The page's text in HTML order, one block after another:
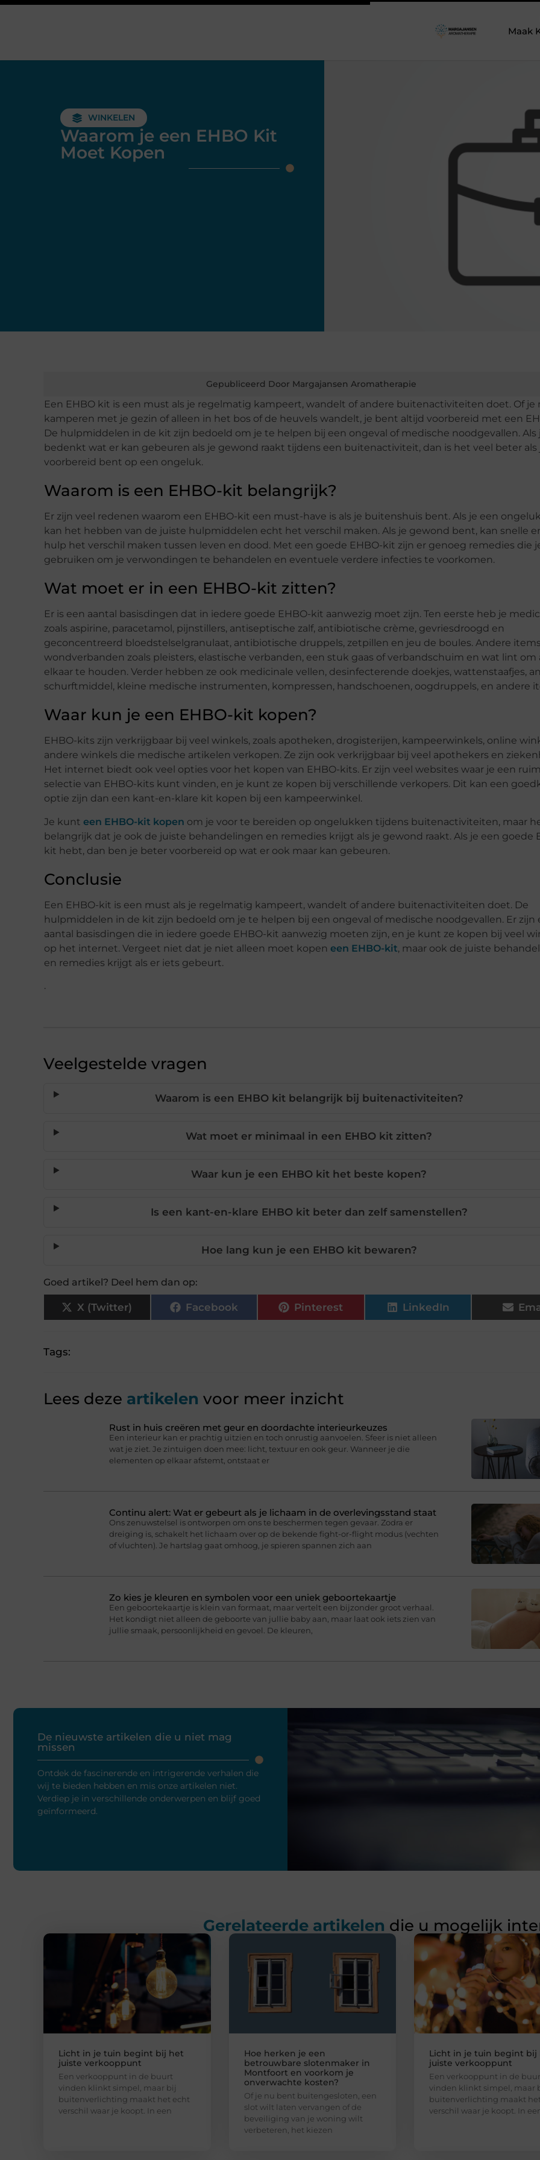
Maak
WINKELEN
Waarom je een EHBO Kit
Moet Kopen
Gepubliceerd Door Margajansen Aromatherapie
Een EHBO kit is een must als je regelmatig kampeert, wandelt of andere buitenactiviteiten doet. Of je
kamperen met je gezin of alleen in het bos of de heuvels wandelt, je bent altijd voorbereid met een
De hulpmiddelen in de kit zijn bedoeld om je te helpen bij een ongeval of medische noodgevallen. Als
bedenkt wat er kan gebeuren als je gewond raakt tijdens een buitenactiviteit, dan is het veel beter als
voorbereid bent op een ongeluk.
Waarom is een EHBO-kit belangrijk?
Er zijn veel redenen waarom een EHBO-kit een must-have is als je buitenshuis bent. Als je een
kan het hebben van de juiste hulpmiddelen echt het verschil maken. Als je gewond bent, kan snelle
hulp het verschil maken tussen leven en dood. Met een goede EHBO-kit zijn er genoeg remedies die
gebruiken om je verwondingen te behandelen en eventuele verdere infecties te voorkomen.
Wat moet er in een EHBO-kit zitten?
Er is een aantal basisdingen dat in iedere goede EHBO-kit aanwezig moet zijn. Ten eerste heb je
zoals aspirine, paracetamol, pijnstillers, antiseptische zalf, antibiotische crème, gevriesdroogd en
geconcentreerd bloedstelselgranulaat, antibiotische druppels, zetpillen en jeu de boules. Andere
wondverbanden zoals pleisters, elastische verbanden, een stuk gaas of verbandschuim en wat lint om
elkaar te houden. Verder hebben ze ook medicinale vellen, desinfecterende doekjes, wattenstaafjes,
schurftmiddel, kleine medische instrumenten, kompressen, handschoenen, oogdruppels, en andere
Waar kun je een EHBO-kit kopen?
EHBO-kits zijn verkrijgbaar bij veel winkels, zoals apotheken, drogisterijen, kampeerwinkels, online
andere winkels die medische artikelen verkopen. Ze zijn ook verkrijgbaar bij veel apothekers en
Het internet biedt ook veel opties voor het kopen van EHBO-kits. Er zijn veel websites waar je een
selectie van EHBO-kits kunt vinden, en je kunt ze kopen bij verschillende verkopers. Dit kan een
optie zijn dan een kant-en-klare kit kopen bij een kampeerwinkel.
Je kunt een EHBO-kit kopen om je voor te bereiden op ongelukken tijdens buitenactiviteiten, maar
belangrijk dat je ook de juiste behandelingen en remedies krijgt als je gewond raakt. Als je een goede
kit hebt, dan ben je beter voorbereid op wat er ook maar kan gebeuren.
Conclusie
Een EHBO-kit is een must als je regelmatig kampeert, wandelt of andere buitenactiviteiten doet. De
hulpmiddelen in de kit zijn bedoeld om je te helpen bij een ongeval of medische noodgevallen. Er zijn
aantal basisdingen die in iedere goede EHBO-kit aanwezig moeten zijn, en je kunt ze kopen bij veel
op het internet. Vergeet niet dat je niet alleen moet kopen een EHBO-kit, maar ook de juiste
en remedies krijgt als er iets gebeurt.
.
Veelgestelde vragen
Waarom is een EHBO kit belangrijk bij buitenactiviteiten?
Wat moet er minimaal in een EHBO kit zitten?
Waar kun je een EHBO kit het beste kopen?
Is een kant-en-klare EHBO kit beter dan zelf samenstellen?
Hoe lang kun je een EHBO kit bewaren?
Goed artikel? Deel hem dan op:
X (Twitter) Facebook Pinterest LinkedIn
Tags:
Lees deze artikelen voor meer inzicht
Rust in huis creëren met geur en doordachte interieurkeuzes
Een interieur kan er prachtig uitzien en toch onrustig aanvoelen. Sfeer is niet alleen
wat je ziet. Je zintuigen doen mee: licht, textuur en ook geur. Wanneer je die
elementen op elkaar afstemt, ontstaat er
Continu alert: Wat er gebeurt als je lichaam in de overlevingsstand staat
Ons zenuwstelsel is ontworpen om ons te beschermen tegen gevaar. Zodra er
dreiging is, schakelt het lichaam over op de bekende fight-or-flight modus (vechten
of vluchten). Je hartslag gaat omhoog, je spieren spannen zich aan
Zo kies je kleuren en symbolen voor een uniek geboortekaartje
Een geboortekaartje is klein van formaat, maar vertelt een bijzonder groot verhaal.
Het kondigt niet alleen de geboorte van jullie baby aan, maar laat ook iets zien van
jullie smaak, persoonlijkheid en gevoel. De kleuren,
De nieuwste artikelen die u niet mag
missen
Ontdek de fascinerende en intrigerende verhalen die
wij te bieden hebben en mis onze artikelen niet.
Verdiep je in verschillende onderwerpen en blijf goed
geïnformeerd.
Gerelateerde artikelen die u mogelijk
Licht in je tuin begint bij het
juiste verkooppunt
Een verkooppunt in de buurt
vinden klinkt simpel, maar bij
buitenverlichting maakt het echt
verschil waar je koopt. In een
Hoe herken je een
betrouwbare slotenmaker in
Montfoort en voorkom je
onverwachte kosten?
Of je nu bent buitengesloten, een
slot wilt laten vervangen of de
beveiliging van je woning wilt
verbeteren, het kiezen
Licht in je tuin begint bij
juiste verkooppunt
Een verkooppunt in de
vinden klinkt simpel, maar
buitenverlichting maakt
verschil waar je koopt. In